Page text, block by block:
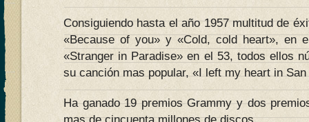
Consiguiendo hasta el año 1957 multitud de
«Because of you» y «Cold, cold heart», en
«Stranger in Paradise» en el 53, todos ellos
su canción mas popular, «I left my heart in
Ha ganado 19 premios Grammy y dos